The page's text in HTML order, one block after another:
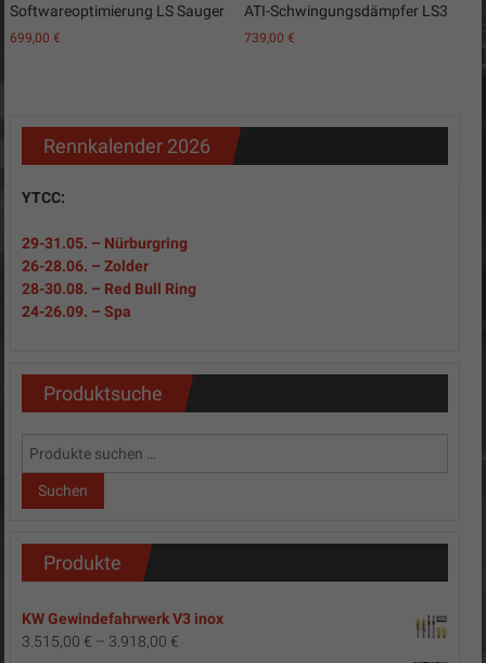
Softwareoptimierung LS Sauger
699,00 €
ATI-Schwingungsdämpfer LS3
739,00 €
Rennkalender 2026
YTCC:
29-31.05. – Nürburgring
26-28.06. – Zolder
28-30.08. – Red Bull Ring
24-26.09. – Spa
Produktsuche
Suchen
Suchen
Produkte
KW Gewindefahrwerk V3 inox
3.515,00 € – 3.918,00 €